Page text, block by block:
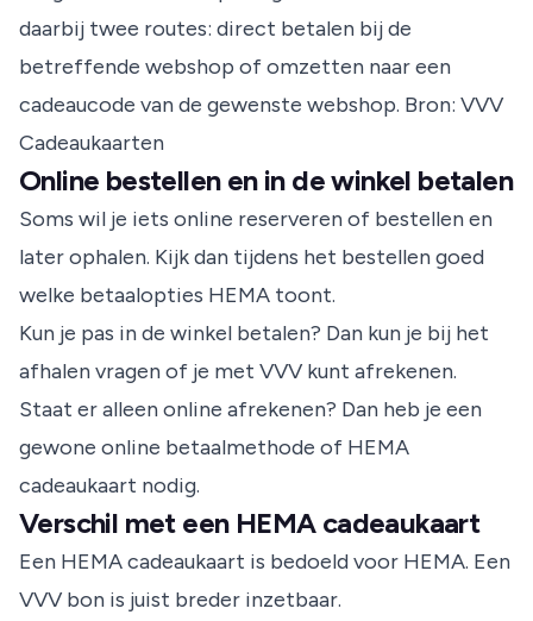
daarbij twee routes: direct betalen bij de
betreffende webshop of omzetten naar een
cadeaucode van de gewenste webshop. Bron: VVV
Cadeaukaarten
Online bestellen en in de winkel betalen
Soms wil je iets online reserveren of bestellen en
later ophalen. Kijk dan tijdens het bestellen goed
welke betaalopties HEMA toont.
Kun je pas in de winkel betalen? Dan kun je bij het
afhalen vragen of je met VVV kunt afrekenen.
Staat er alleen online afrekenen? Dan heb je een
gewone online betaalmethode of HEMA
cadeaukaart nodig.
Verschil met een HEMA cadeaukaart
Een HEMA cadeaukaart is bedoeld voor HEMA. Een
VVV bon is juist breder inzetbaar.